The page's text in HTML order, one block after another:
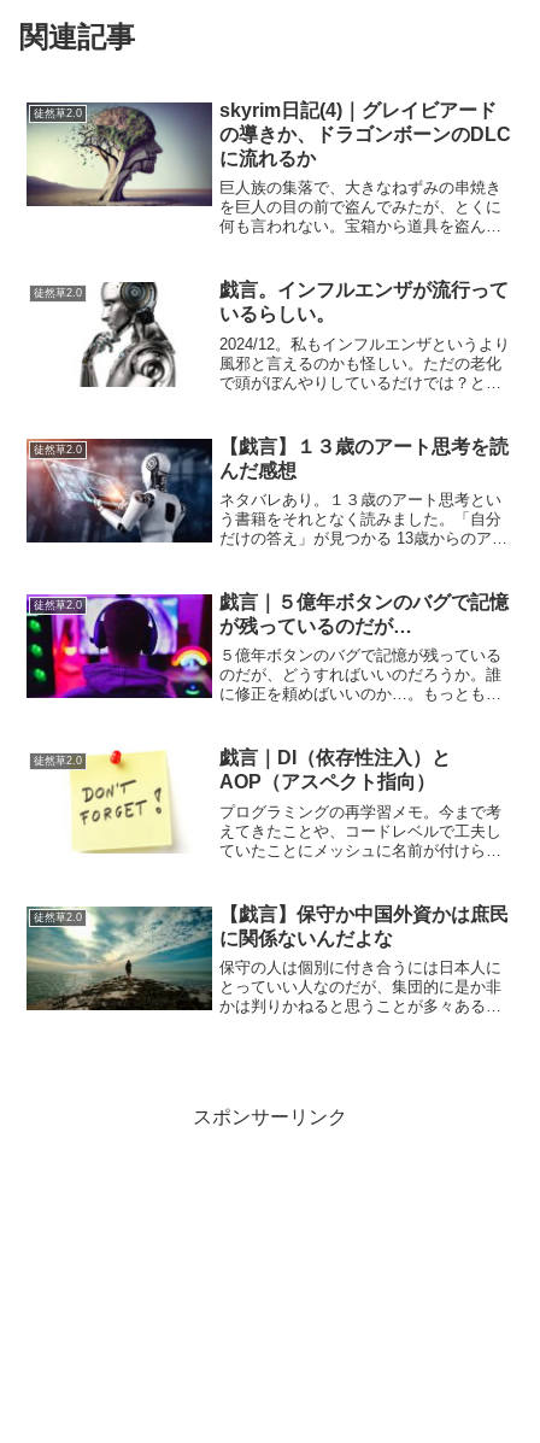
関連記事
徒然草2.0
skyrim日記(4)｜グレイビアード
の導きか、ドラゴンボーンのDLC
に流れるか
巨人族の集落で、大きなねずみの串焼き
を巨人の目の前で盗んでみたが、とくに
何も言われない。宝箱から道具を盗んで
仕様らしい。なかなかザルな仕組みだ
が、逆に言えば無用な戦闘を...
徒然草2.0
戯言。インフルエンザが流行って
いるらしい。
2024/12。私もインフルエンザというより
風邪と言えるのかも怪しい。ただの老化
で頭がぼんやりしているだけでは？と思
のか、体調不良なのか判別が難しい。世
間ではインフルエ...
徒然草2.0
【戯言】１３歳のアート思考を読
んだ感想
ネタバレあり。１３歳のアート思考とい
う書籍をそれとなく読みました。「自分
だけの答え」が見つかる 13歳からのアー
を読もうと思ったのか？あまり覚えて
い...
徒然草2.0
戯言｜５億年ボタンのバグで記憶
が残っているのだが…
５億年ボタンのバグで記憶が残っている
のだが、どうすればいいのだろうか。誰
に修正を頼めばいいのか…。もっとも、
ムのバグを残したまま本番データをいじ
ったのだ。バックアップな...
徒然草2.0
戯言｜DI（依存性注入）と
AOP（アスペクト指向）
プログラミングの再学習メモ。今まで考
えてきたことや、コードレベルで工夫し
ていたことにメッシュに名前が付けられ
います。Dependency Injection = 依存
性...
徒然草2.0
【戯言】保守か中国外資かは庶民
に関係ないんだよな
保守の人は個別に付き合うには日本人に
とっていい人なのだが、集団的に是か非
かは判りかねると思うことが多々あるも
スポンサーリンク